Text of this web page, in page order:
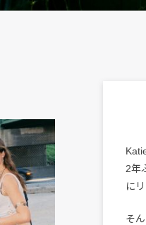
2年
に
そ